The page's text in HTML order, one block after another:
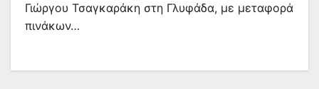
Γιώργου Τσαγκαράκη στη Γλυφάδα, με μεταφορά
πινάκων…